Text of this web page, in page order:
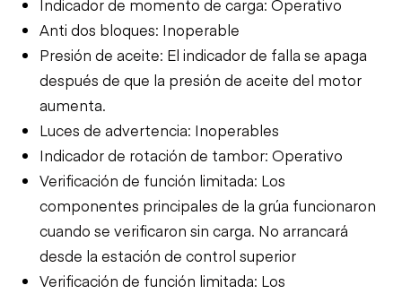
Indicador de momento de carga: Operativo
Anti dos bloques: Inoperable
Presión de aceite: El indicador de falla se apaga
después de que la presión de aceite del motor
aumenta.
Luces de advertencia: Inoperables
Indicador de rotación de tambor: Operativo
Verificación de función limitada: Los
componentes principales de la grúa funcionaron
cuando se verificaron sin carga. No arrancará
desde la estación de control superior
Verificación de función limitada: Los